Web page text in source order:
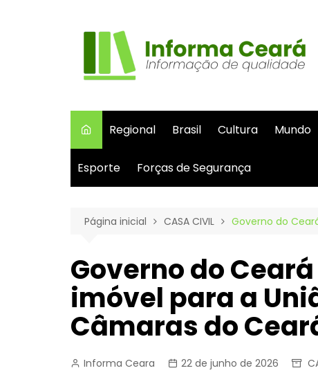
Regional Brasil Cultura Mundo
Esporte Forças de Segurança
Página inicial CASA CIVIL Governo do
Governo do
imóvel para a
Câmaras do
Informa Ceara 22 de junho de 2026